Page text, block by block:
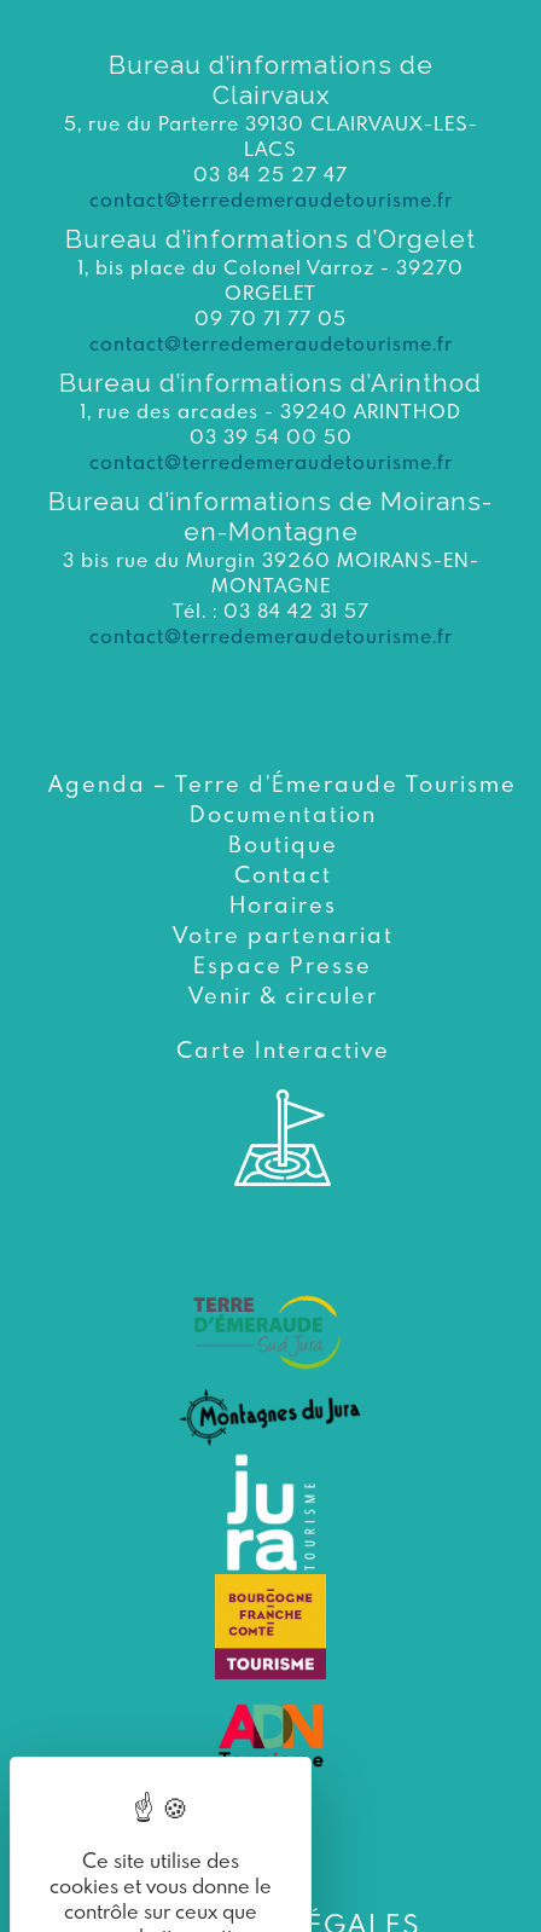
Bureau d’informations de
Clairvaux
5, rue du Parterre 39130 CLAIRVAUX-LES-
LACS
03 84 25 27 47
contact@terredemeraudetourisme.fr
Bureau d’informations d’Orgelet
1, bis place du Colonel Varroz - 39270
ORGELET
09 70 71 77 05
contact@terredemeraudetourisme.fr
Bureau d’informations d’Arinthod
1, rue des arcades - 39240 ARINTHOD
03 39 54 00 50
contact@terredemeraudetourisme.fr
Bureau d’informations de Moirans-
en-Montagne
3 bis rue du Murgin 39260 MOIRANS-EN-
MONTAGNE
Tél. : 03 84 42 31 57
contact@terredemeraudetourisme.fr
Agenda – Terre d’Émeraude Tourisme
Documentation
Boutique
Contact
Horaires
Votre partenariat
Espace Presse
Venir & circuler
Carte Interactive
MENTIONS LÉGALES
Ce site utilise des
cookies et vous donne le
contrôle sur ceux que